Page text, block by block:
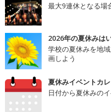
最大9連休となる場
2026年の夏休みは
学校の夏休みを地
画しよう
夏休みイベントカ
日付から夏休みの